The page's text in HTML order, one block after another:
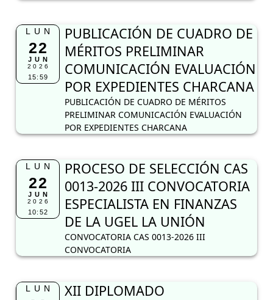
LUN
22
JUN
2026
15:59
PUBLICACIÓN DE CUADRO DE
MÉRITOS PRELIMINAR
COMUNICACIÓN EVALUACIÓN
POR EXPEDIENTES CHARCANA
PUBLICACIÓN DE CUADRO DE MÉRITOS
PRELIMINAR COMUNICACIÓN EVALUACIÓN
POR EXPEDIENTES CHARCANA
LUN
22
JUN
2026
10:52
PROCESO DE SELECCIÓN CAS
0013-2026 III CONVOCATORIA
ESPECIALISTA EN FINANZAS
DE LA UGEL LA UNIÓN
CONVOCATORIA CAS 0013-2026 III
CONVOCATORIA
LUN
XII DIPLOMADO